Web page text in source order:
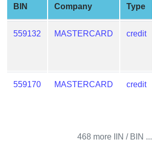
Generate
Credit
Card
Credit
Card
BIN
Company
Type
559132 MASTERCARD credit
559170 MASTERCARD credit
468 more IIN / BIN ...